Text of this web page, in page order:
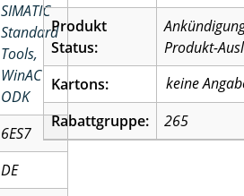
SIMATIC
Standard
Tools,
WinAC
ODK
6ES7
DE
Produkt
Status:
Produkt-
Kartons:
Rabattgruppe:
265